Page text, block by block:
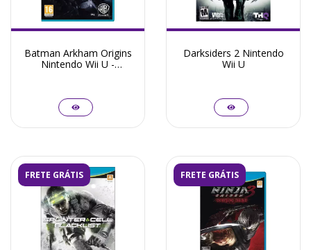
Batman Arkham Origins
Nintendo Wii U -
Darksiders 2 Nintendo
Wii U
FRETE GRÁTIS FRETE GRÁTIS